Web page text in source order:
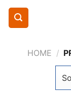
Chuyển
nội
HOME /